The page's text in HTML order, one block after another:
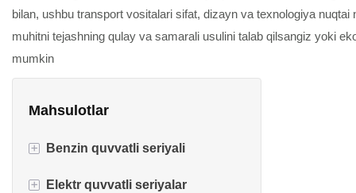
bilan, ushbu transport vositalari sifat, dizayn va texnologiya
muhitni tejashning qulay va samarali usulini talab qilsangiz yoki
mumkin
Mahsulotlar
+ Benzin quvvatli seriyali
Benzin skutkasi
+ Elektr quvvatli seriyalar